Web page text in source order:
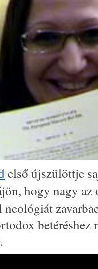
első újszülöttje
hogy nagy az
neológiát
betéréshez